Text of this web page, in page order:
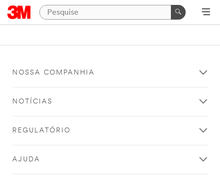
NOSSA COMPANHIA
NOTÍCIAS
REGULATÓRIO
AJUDA